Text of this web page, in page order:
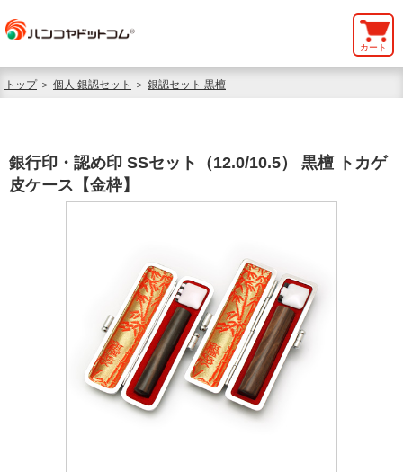
カート
トップ＞ 個人 銀認セット ＞ 銀認セット 黒檀
銀行印・認め印 SSセット（12.0/10.5） 黒檀 トカゲ
皮ケース【金枠】